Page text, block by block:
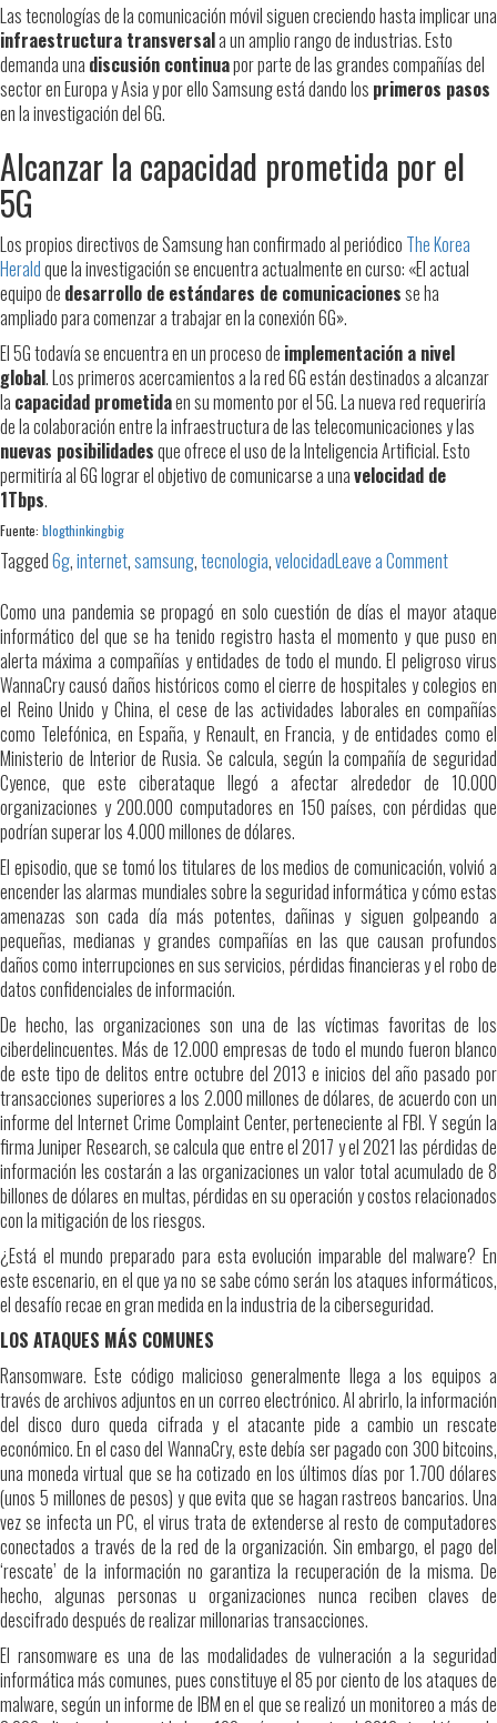
Las tecnologías de la comunicación móvil siguen creciendo hasta implicar una
infraestructura transversala un amplio rango de industrias. Esto
demanda una discusión continuapor parte de las grandes compañías del
sector en Europa y Asia y por ello Samsung está dando los primeros pasos
en la investigación del 6G.
Alcanzar la capacidad prometida por el
5G
Los propios directivos de Samsung han confirmado al periódico The Korea
Heraldque la investigación se encuentra actualmente en curso: «El actual
equipo de desarrollo de estándares de comunicacionesse ha
ampliado para comenzar a trabajar en la conexión 6G».
El 5G todavía se encuentra en un proceso de implementación a nivel
global. Los primeros acercamientos a la red 6G están destinados a alcanzar
la capacidad prometidaen su momento por el 5G. La nueva red requeriría
de la colaboración entre la infraestructura de las telecomunicaciones y las
nuevas posibilidadesque ofrece el uso de la Inteligencia Artificial. Esto
permitiría al 6G lograr el objetivo de comunicarse a unavelocidad de
1Tbps.
Fuente: blogthinkingbig
Tagged6g,internet,samsung,tecnologia,velocidadLeave a Commenton
inicia
la
sobre
la
red
6G
Como una pandemia se propagó en solo cuestión de días el mayor ataque
informático del que se ha tenido registro hasta el momento y que puso en
alerta máxima a compañías y entidades de todo el mundo. El peligroso virus
WannaCry causó daños históricos como el cierre de hospitales y colegios en
el Reino Unido y China, el cese de las actividades laborales en compañías
como Telefónica, en España, y Renault, en Francia, y de entidades como el
Ministerio de Interior de Rusia. Se calcula, según la compañía de seguridad
Cyence, que este ciberataque llegó a afectar alrededor de 10.000
organizaciones y 200.000 computadores en 150 países, con pérdidas que
podrían superar los 4.000 millones de dólares.
El episodio, que se tomó los titulares de los medios de comunicación, volvió a
encender las alarmas mundiales sobre la seguridad informática y cómo estas
amenazas son cada día más potentes, dañinas y siguen golpeando a
pequeñas, medianas y grandes compañías en las que causan profundos
daños como interrupciones en sus servicios, pérdidas financieras y el robo de
datos confidenciales de información.
De hecho, las organizaciones son una de las víctimas favoritas de los
ciberdelincuentes. Más de 12.000 empresas de todo el mundo fueron blanco
de este tipo de delitos entre octubre del 2013 e inicios del año pasado por
transacciones superiores a los 2.000 millones de dólares, de acuerdo con un
informe del Internet Crime Complaint Center, perteneciente al FBI. Y según la
firma Juniper Research, se calcula que entre el 2017 y el 2021 las pérdidas de
información les costarán a las organizaciones un valor total acumulado de 8
billones de dólares en multas, pérdidas en su operación y costos relacionados
con la mitigación de los riesgos.
¿Está el mundo preparado para esta evolución imparable del malware? En
este escenario, en el que ya no se sabe cómo serán los ataques informáticos,
el desafío recae en gran medida en la industria de la ciberseguridad.
LOS ATAQUES MÁS COMUNES
Ransomware. Este código malicioso generalmente llega a los equipos a
través de archivos adjuntos en un correo electrónico. Al abrirlo, la información
del disco duro queda cifrada y el atacante pide a cambio un rescate
económico. En el caso del WannaCry, este debía ser pagado con 300 bitcoins,
una moneda virtual que se ha cotizado en los últimos días por 1.700 dólares
(unos 5 millones de pesos) y que evita que se hagan rastreos bancarios. Una
vez se infecta un PC, el virus trata de extenderse al resto de computadores
conectados a través de la red de la organización. Sin embargo, el pago del
‘rescate’ de la información no garantiza la recuperación de la misma. De
hecho, algunas personas u organizaciones nunca reciben claves de
descifrado después de realizar millonarias transacciones.
El ransomware es una de las modalidades de vulneración a la seguridad
informática más comunes, pues constituye el 85 por ciento de los ataques de
malware, según un informe de IBM en el que se realizó un monitoreo a más de